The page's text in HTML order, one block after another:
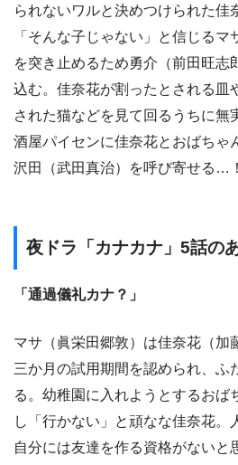
られないワルと決めつけられた佳
「そんな子じゃない」と信じる
を突き止めるため勇介（前田旺志
込む。佳奈花が割ったとされる皿
された猫などを見て回るうちに無
酒屋パイセンに佳奈花とおばちゃ
沢田（武田真治）を呼び寄せる…！
夜ドラ「カナカナ」5話の
「通過儀礼カナ？」
マサ（眞栄田郷敦）は佳奈花（加
三か月の試用期間を認められ、ふ
る。幼稚園に入れようとするおば
し「行かない」と頑なな佳奈花。
自分には友達を作る資格がないと